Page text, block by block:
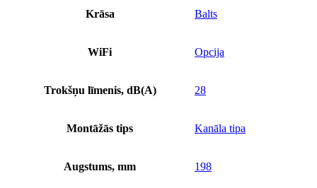
Krāsa Balts
WiFi Opcija
Trokšņu līmenis, dB(A) 28
Montāžās tips Kanāla tipa
Augstums, mm 198